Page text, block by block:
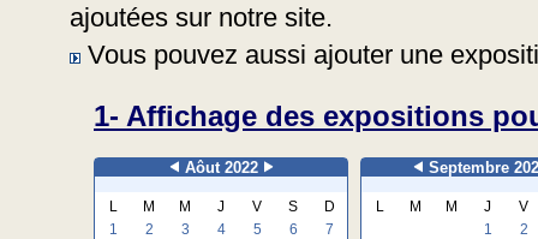
ajoutées sur notre site.
Vous pouvez aussi ajouter une
1- Affichage des expositions
Aôut 2022
L M M J V S
D
1
2 3 4 5 6
7
Septembre
L M M J
V
1
2